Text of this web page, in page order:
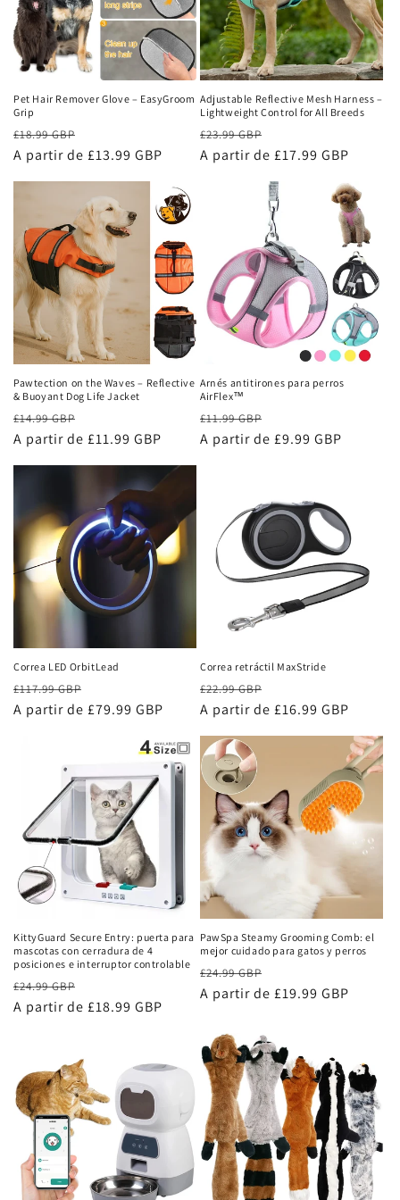
ó
n
:
Pet Hair Remover Glove – EasyGroom
Grip
Precio
habitual
£18.99 GBP
de
A partir de £13.99 GBP
Adjustable Reflective Mesh Harness –
Lightweight Control for All Breeds
Precio
habitual
£23.99 GBP
de
A partir de £17.99 GBP
Pawtection on the Waves – Reflective
& Buoyant Dog Life Jacket
Precio
habitual
£14.99 GBP
de
A partir de £11.99 GBP
Arnés antitirones para perros
AirFlex™
Precio
habitual
£11.99 GBP
de
A partir de £9.99 GBP
Correa LED OrbitLead
Precio
habitual
£117.99 GBP
de
A partir de £79.99 GBP
Correa retráctil MaxStride
Precio
habitual
£22.99 GBP
de
A partir de £16.99 GBP
KittyGuard Secure Entry: puerta para
mascotas con cerradura de 4
posiciones e interruptor controlable
Precio
habitual
£24.99 GBP
de
A partir de £18.99 GBP
PawSpa Steamy Grooming Comb: el
mejor cuidado para gatos y perros
Precio
habitual
£24.99 GBP
de
A partir de £19.99 GBP